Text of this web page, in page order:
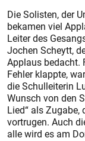
Die Solisten, der
bekamen viel
Leiter des
Jochen Scheytt,
Applaus bedacht.
Fehler klappte,
die Schulleiterin
Wunsch von den
Lied“ als
vortrugen. Auch
alle wird es am